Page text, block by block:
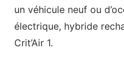
un véhicule neuf ou
électrique, hybride
Crit’Air 1.